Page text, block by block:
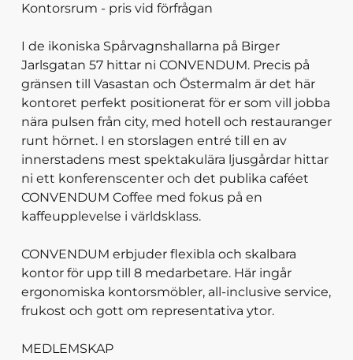
Kontorsrum - pris vid förfrågan
I de ikoniska Spårvagnshallarna på Birger
Jarlsgatan 57 hittar ni CONVENDUM. Precis på
gränsen till Vasastan och Östermalm är det här
kontoret perfekt positionerat för er som vill jobba
nära pulsen från city, med hotell och restauranger
runt hörnet. I en storslagen entré till en av
innerstadens mest spektakulära ljusgårdar hittar
ni ett konferenscenter och det publika caféet
CONVENDUM Coffee med fokus på en
kaffeupplevelse i världsklass.
CONVENDUM erbjuder flexibla och skalbara
kontor för upp till 8 medarbetare. Här ingår
ergonomiska kontorsmöbler, all-inclusive service,
frukost och gott om representativa ytor.
MEDLEMSKAP